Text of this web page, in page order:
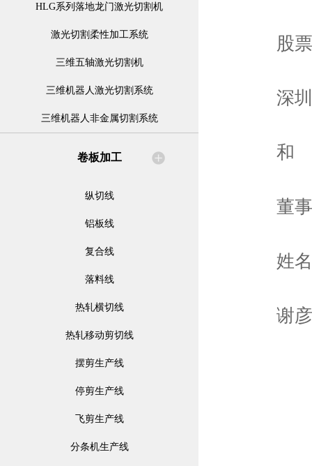
HLG系列落地龙门激光切割机
激光切割柔性加工系统
三维五轴激光切割机
三维机器人激光切割系统
三维机器人非金属切割系统
卷板加工
纵切线
铝板线
复合线
落料线
热轧横切线
热轧移动剪切线
摆剪生产线
停剪生产线
飞剪生产线
分条机生产线
股票
深圳
和
董事
姓名
谢彦